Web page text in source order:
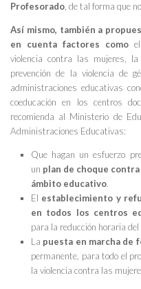
Profesorado , de tal forma que
Así mismo, también a
en cuenta factores como
violencia contra las mujeres,
prevención de la violencia de
administraciones educativas
coeducación en los centros
recomienda al Ministerio de
Administraciones Educativas:
Que hagan un esfuerzo
un plan de choque
ámbito educativo.
El establecimiento y
en todos los centros
para la reducción horaria
La puesta en marcha de
permanente, para todo el
la violencia contra las